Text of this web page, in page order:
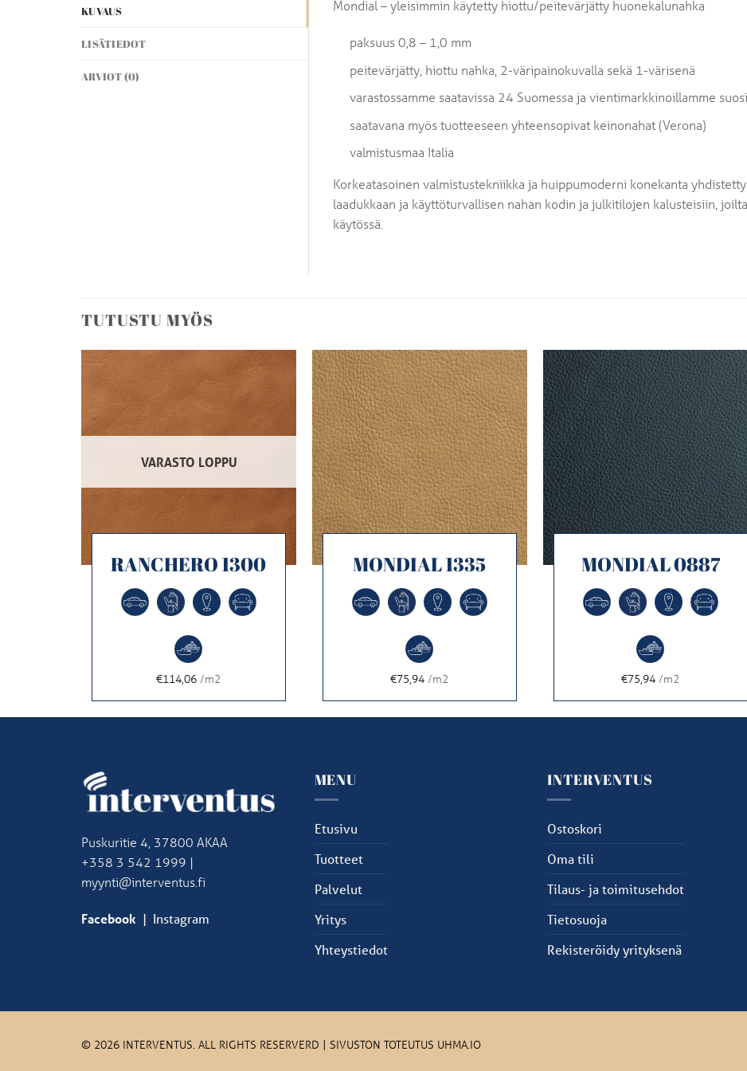
KUVAUS
LISÄTIEDOT
ARVIOT (0)
Mondial – yleisimmin käytetty hiottu/peitevärjätty huonekalunahka
paksuus 0,8 – 1,0 mm
peitevärjätty, hiottu nahka, 2-väripainokuvalla sekä 1-värisenä
varastossamme saatavissa 24 Suomessa ja vientimarkkinoillamme
saatavana myös tuotteeseen yhteensopivat keinonahat (Verona)
valmistusmaa Italia
Korkeatasoinen valmistustekniikka ja huippumoderni konekanta
laadukkaan ja käyttöturvallisen nahan kodin ja julkitilojen kalusteisiin,
käytössä.
TUTUSTU MYÖS
VARASTO LOPPU
RANCHERO 1300
€114,06 /m2
MONDIAL 1335
€75,94 /m2
MONDIAL 0887
€75,94 /m2
Puskuritie 4, 37800 AKAA
+358 3 542 1999 |
myynti@interventus.fi
Facebook | Instagram
MENU
Etusivu
Tuotteet
Palvelut
Yritys
Yhteystiedot
INTERVENTUS
Ostoskori
Oma tili
Tilaus- ja toimitusehdot
Tietosuoja
Rekisteröidy yrityksenä
© 2026 INTERVENTUS. ALL RIGHTS RESERVERD | SIVUSTON TOTEUTUS UHMA.IO